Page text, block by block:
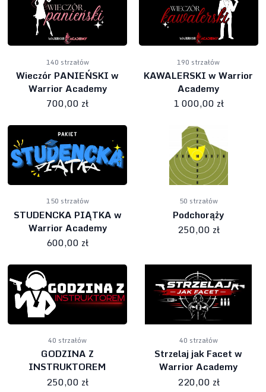
140 strzałów
Wieczór PANIEŃSKI w
Warrior Academy
700,00 zł
190 strzałów
KAWALERSKI w Warrior
Academy
1 000,00 zł
150 strzałów
STUDENCKA PIĄTKA w
Warrior Academy
600,00 zł
50 strzałów
Podchorąży
250,00 zł
40 strzałów
GODZINA Z
INSTRUKTOREM
250,00 zł
40 strzałów
Strzelaj jak Facet w
Warrior Academy
220,00 zł